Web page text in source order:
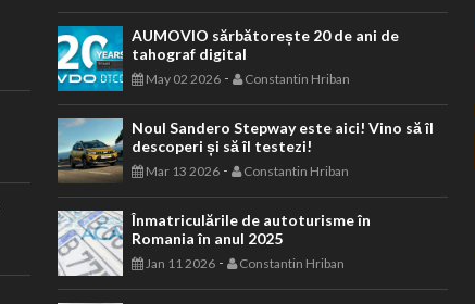
AUMOVIO sărbătorește 20 de ani de
tahograf digital
May 02 2026 - Constantin Hriban
Noul Sandero Stepway este aici! Vino să îl
descoperi și să îl testezi!
Mar 13 2026 - Constantin Hriban
Înmatriculările de autoturisme în
Romania în anul 2025
Jan 11 2026 - Constantin Hriban